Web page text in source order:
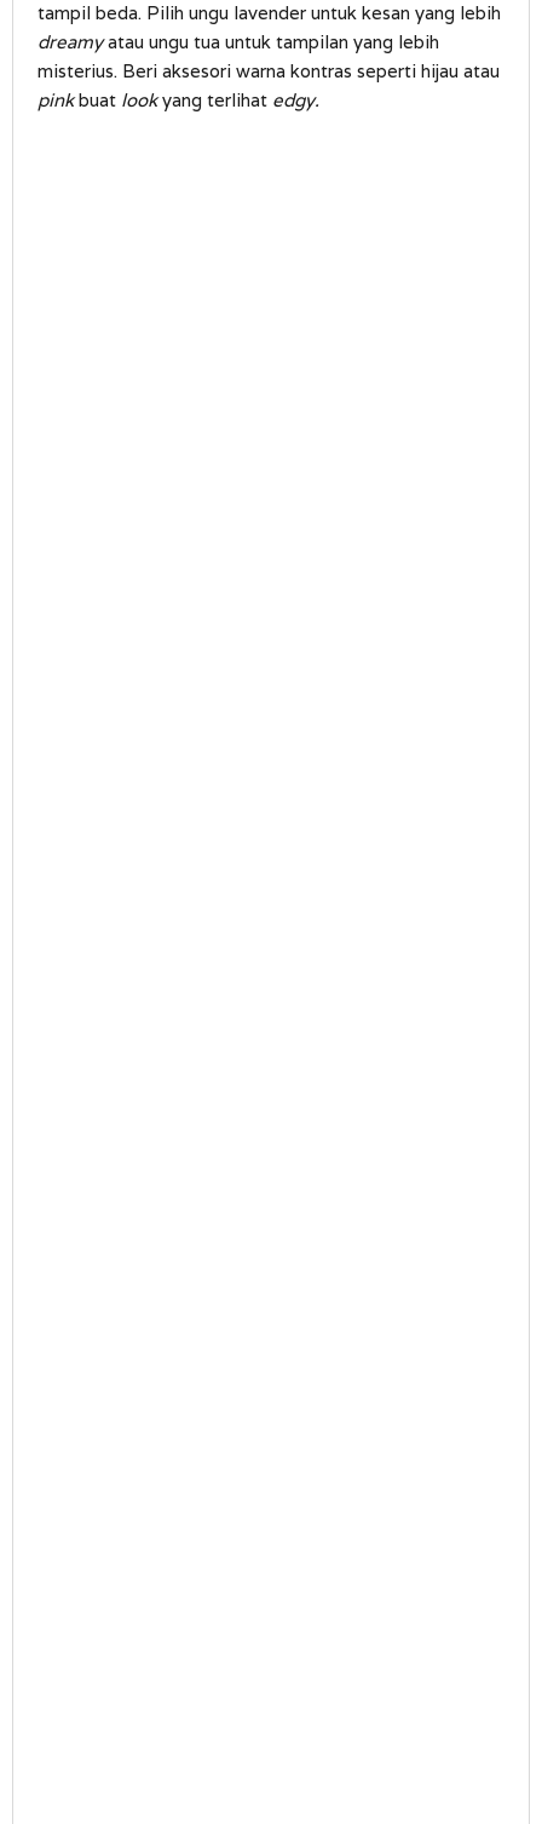
tampil beda. Pilih ungu lavender untuk kesan yang lebih
dreamyatau ungu tua untuk tampilan yang lebih
misterius. Beri aksesori warna kontras seperti hijau atau
pinkbuat lookyang terlihat edgy.